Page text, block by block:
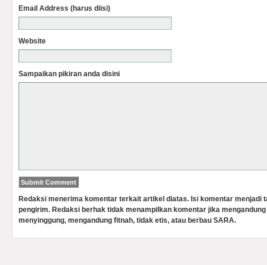
Email Address (harus diisi)
Website
Sampaikan pikiran anda disini
Redaksi menerima komentar terkait artikel diatas. Isi komentar menjadi
pengirim. Redaksi berhak tidak menampilkan komentar jika
menyinggung, mengandung fitnah, tidak etis, atau berbau SARA.